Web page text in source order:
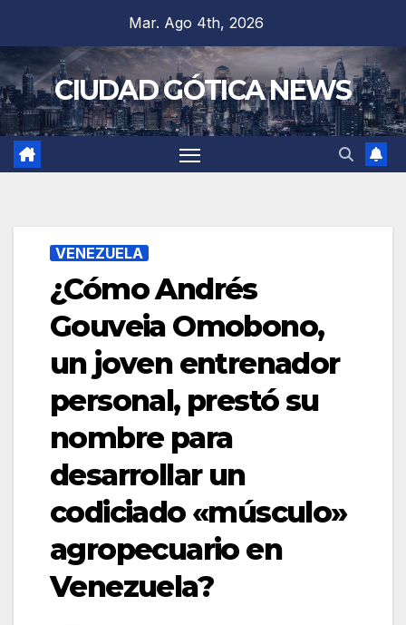
contenido
Mar. Ago 4th, 2026
CIUDAD GÓTICA NEWS
VENEZUELA
¿Cómo Andrés
Gouveia Omobono,
un joven entrenador
personal, prestó su
nombre para
desarrollar un
codiciado «músculo»
agropecuario en
Venezuela?